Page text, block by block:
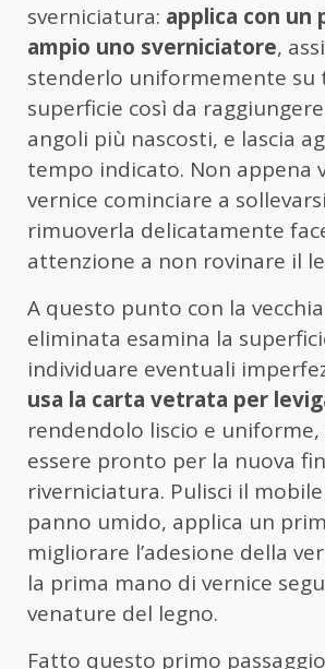
sverniciatura: applica con un
ampio uno sverniciatore,
stenderlo uniformemente su
superficie così da
angoli più nascosti, e lascia
tempo indicato. Non appena
vernice cominciare a
rimuoverla delicatamente
attenzione a non rovinare il
A questo punto con la
eliminata esamina la
individuare eventuali
usa la carta vetrata per
rendendolo liscio e uniforme,
essere pronto per la nuova
riverniciatura. Pulisci il
panno umido, applica un
migliorare l’adesione della
la prima mano di vernice
venature del legno.
Fatto questo primo